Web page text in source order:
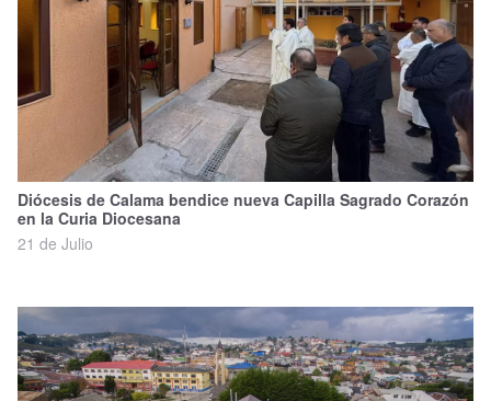
Diócesis de Calama bendice nueva Capilla Sagrado Corazón
en la Curia Diocesana
21 de Julio